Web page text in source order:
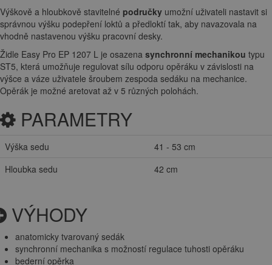
Výškově a hloubkově stavitelné područky umožní uživateli nastavit si
správnou výšku podepření loktů a předloktí tak, aby navazovala na
vhodně nastavenou výšku pracovní desky.
Židle Easy Pro EP 1207 L je osazena synchronní mechanikou typu
ST5, která umožňuje regulovat sílu odporu opěráku v závislosti na
výšce a váze uživatele šroubem zespoda sedáku na mechanice.
Opěrák je možné aretovat až v 5 různých polohách.
PARAMETRY
Výška sedu
41 - 53 cm
Hloubka sedu
42 cm
VÝHODY
anatomicky tvarovaný sedák
synchronní mechanika s možností regulace tuhosti opěráku
bederní opěrka